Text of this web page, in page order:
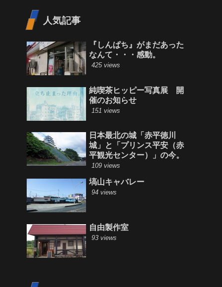
人気記事
『しんぱち』がまだあった
なんて・・・感動。
425 views
純喫茶ヒッピー写真展 開
催のお知らせ
151 views
日本最北の城「赤平徳川
城」と「プリンス平安（赤
平観光センター）」の今。
109 views
塙山キャバレー
94 views
自由製作室
93 views